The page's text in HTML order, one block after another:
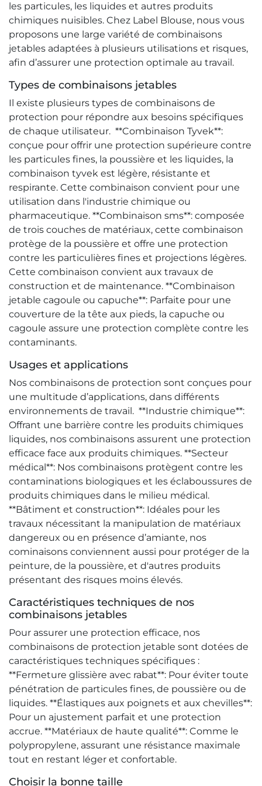
les particules, les liquides et autres produits
chimiques nuisibles. Chez Label Blouse, nous vous
proposons une large variété de combinaisons
jetables adaptées à plusieurs utilisations et risques,
afin d’assurer une protection optimale au travail.
Types de combinaisons jetables
Il existe plusieurs types de combinaisons de
protection pour répondre aux besoins spécifiques
de chaque utilisateur. **Combinaison Tyvek**:
conçue pour offrir une protection supérieure contre
les particules fines, la poussière et les liquides, la
combinaison tyvek est légère, résistante et
respirante. Cette combinaison convient pour une
utilisation dans l'industrie chimique ou
pharmaceutique. **Combinaison sms**: composée
de trois couches de matériaux, cette combinaison
protège de la poussière et offre une protection
contre les particulières fines et projections légères.
Cette combinaison convient aux travaux de
construction et de maintenance. **Combinaison
jetable cagoule ou capuche**: Parfaite pour une
couverture de la tête aux pieds, la capuche ou
cagoule assure une protection complète contre les
contaminants.
Usages et applications
Nos combinaisons de protection sont conçues pour
une multitude d’applications, dans différents
environnements de travail. **Industrie chimique**:
Offrant une barrière contre les produits chimiques
liquides, nos combinaisons assurent une protection
efficace face aux produits chimiques. **Secteur
médical**: Nos combinaisons protègent contre les
contaminations biologiques et les éclaboussures de
produits chimiques dans le milieu médical.
**Bâtiment et construction**: Idéales pour les
travaux nécessitant la manipulation de matériaux
dangereux ou en présence d’amiante, nos
cominaisons conviennent aussi pour protéger de la
peinture, de la poussière, et d'autres produits
présentant des risques moins élevés.
Caractéristiques techniques de nos
combinaisons jetables
Pour assurer une protection efficace, nos
combinaisons de protection jetable sont dotées de
caractéristiques techniques spécifiques :
**Fermeture glissière avec rabat**: Pour éviter toute
pénétration de particules fines, de poussière ou de
liquides. **Élastiques aux poignets et aux chevilles**:
Pour un ajustement parfait et une protection
accrue. **Matériaux de haute qualité**: Comme le
polypropylene, assurant une résistance maximale
tout en restant léger et confortable.
Choisir la bonne taille